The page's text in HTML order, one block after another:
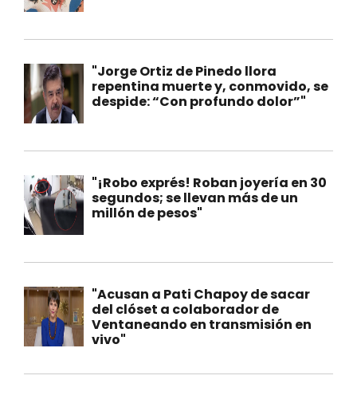
"Jorge Ortiz de Pinedo llora
repentina muerte y, conmovido, se
despide: “Con profundo dolor”"
"¡Robo exprés! Roban joyería en 30
segundos; se llevan más de un
millón de pesos"
"Acusan a Pati Chapoy de sacar
del clóset a colaborador de
Ventaneando en transmisión en
vivo"